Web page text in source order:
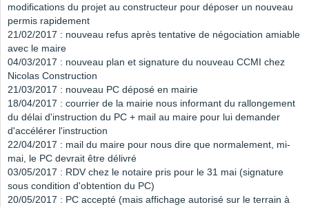
modifications du projet au constructeur pour déposer un nouveau
permis rapidement
21/02/2017 : nouveau refus après tentative de négociation amiable
avec le maire
04/03/2017 : nouveau plan et signature du nouveau CCMI chez
Nicolas Construction
21/03/2017 : nouveau PC déposé en mairie
18/04/2017 : courrier de la mairie nous informant du rallongement
du délai d'instruction du PC + mail au maire pour lui demander
d'accélérer l'instruction
22/04/2017 : mail du maire pour nous dire que normalement, mi-
mai, le PC devrait être délivré
03/05/2017 : RDV chez le notaire pris pour le 31 mai (signature
sous condition d'obtention du PC)
20/05/2017 : PC accepté (mais affichage autorisé sur le terrain à